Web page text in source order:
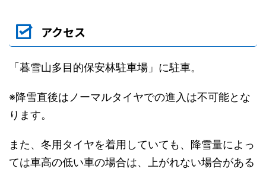
アクセス
「暮雪山多目的保安林駐車場」に駐車。
※降雪直後はノーマルタイヤでの進入は不可能とな
ります。
また、冬用タイヤを着用していても、降雪量によっ
ては車高の低い車の場合は、上がれない場合がある